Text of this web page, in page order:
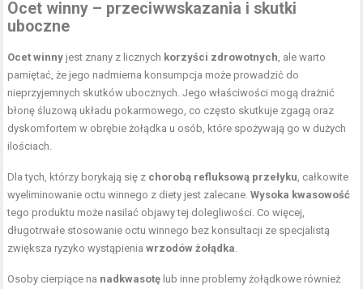
Ocet winny – przeciwwskazania i skutki
uboczne
Ocet winny jest znany z licznych korzyści zdrowotnych, ale warto
pamiętać, że jego nadmierna konsumpcja może prowadzić do
nieprzyjemnych skutków ubocznych. Jego właściwości mogą drażnić
błonę śluzową układu pokarmowego, co często skutkuje zgagą oraz
dyskomfortem w obrębie żołądka u osób, które spożywają go w dużych
ilościach.
Dla tych, którzy borykają się z chorobą refluksową przełyku, całkowite
wyeliminowanie octu winnego z diety jest zalecane.Wysoka kwasowość
tego produktu może nasilać objawy tej dolegliwości. Co więcej,
długotrwałe stosowanie octu winnego bez konsultacji ze specjalistą
zwiększa ryzyko wystąpieniawrzodów żołądka.
Osoby cierpiące na nadkwasotę lub inne problemy żołądkowe również